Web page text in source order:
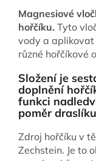
Magnesiové
hořčíku. Tyto
vody a aplikovat
různé hořčíkové
Složení je
doplnění
funkci
poměr
Zdroj hořčíku v
Zechstein. Je to